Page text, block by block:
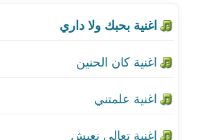
اغنية حقك عليا
اغنية بقي انت بريئ